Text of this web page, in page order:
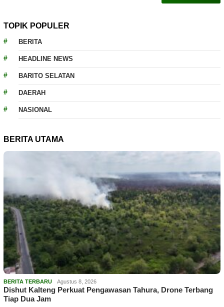
TOPIK POPULER
BERITA
HEADLINE NEWS
BARITO SELATAN
DAERAH
NASIONAL
BERITA UTAMA
BERITA TERBARU Agustus 8, 2026
Dishut Kalteng Perkuat Pengawasan Tahura, Drone Terbang
Tiap Dua Jam